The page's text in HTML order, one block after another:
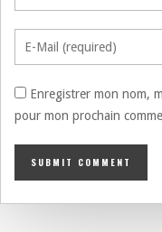
Enregistrer mon nom,
pour mon prochain